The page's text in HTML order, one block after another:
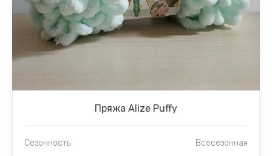
Пряжа Alize Puffy
Сезонность
Всесезонная